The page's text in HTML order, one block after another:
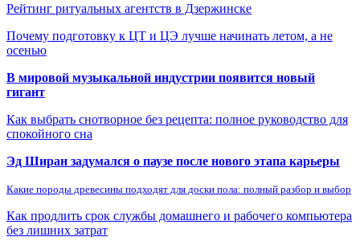
Рейтинг ритуальных агентств в Дзержинске
Почему подготовку к ЦТ и ЦЭ лучше начинать летом, а не
осенью
В мировой музыкальной индустрии появится новый
гигант
Как выбрать снотворное без рецепта: полное руководство для
спокойного сна
Эд Ширан задумался о паузе после нового этапа карьеры
Какие породы древесины подходят для доски пола: полный разбор и выбор
Как продлить срок службы домашнего и рабочего компьютера
без лишних затрат